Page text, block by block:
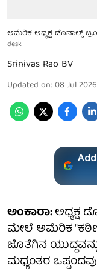
ಅಮೆರಿಕ ಅಧ್ಯಕ್ಷ ಡೊನಾಲ್ಡ್
desk
Srinivas Rao BV
Updated on: 08 Jul
ಅಂಕಾರಾ:ಅಧ್ಯಕ್ಷ
ಮೇಲೆ ಅಮೆರಿಕ
ಜೊತೆಗಿನ
ಮಧ್ಯಂತರ